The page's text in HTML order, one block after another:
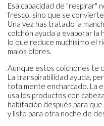
Esa capacidad de "respirar"
fresco, sino que se
Una vez has tratado la
colchón ayuda a evaporar la
lo que reduce muchísimo el
malos olores.
Aunque estos colchones te
La transpirabilidad ayuda,
totalmente encharcado. La
usa los productos con
habitación después para
y listo para otra noche de